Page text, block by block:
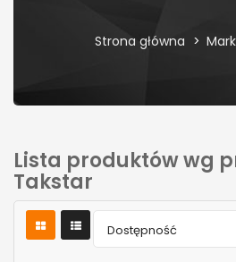
Strona główna
Lista produktów wg
Takstar
Dostępność